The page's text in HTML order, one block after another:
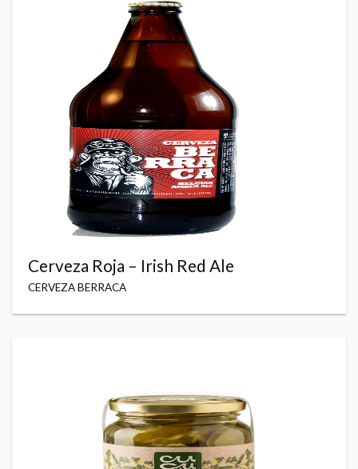
Cerveza Roja – Irish Red Ale
CERVEZA BERRACA